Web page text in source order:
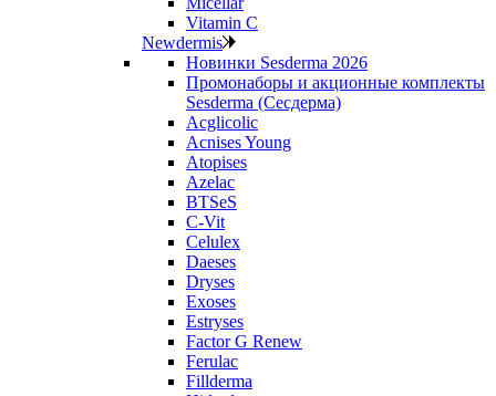
Vitamin C
Newdermis
Новинки Sesderma 2026
Промонаборы и акционные комплекты
Sesderma (Сесдерма)
Acglicolic
Acnises Young
Atopises
Azelac
BTSeS
C‑Vit
Celulex
Daeses
Dryses
Exoses
Estryses
Factor G Renew
Ferulac
Fillderma